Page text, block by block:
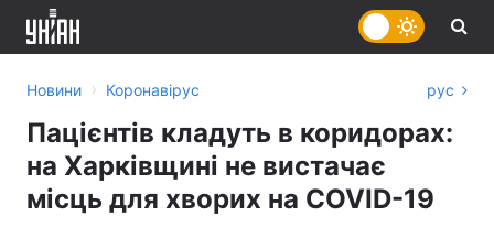
Новини › Коронавірус рус
Пацієнтів кладуть в коридорах:
на Харківщині не вистачає
місць для хворих на COVID-19